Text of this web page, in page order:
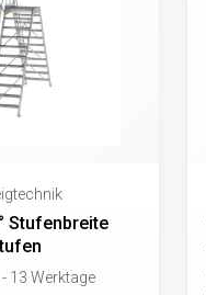
Stufenbreite
13 Werktage